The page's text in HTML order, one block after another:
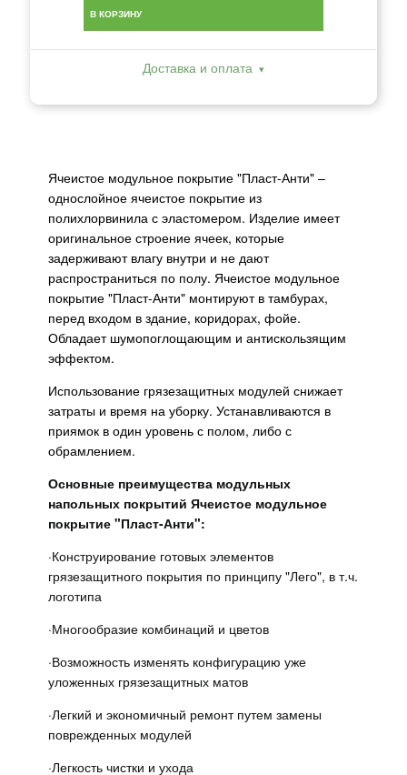
В КОРЗИНУ
Доставка и оплата
Ячеистое модульное покрытие "Пласт-Анти" –
однослойное ячеистое покрытие из
полихлорвинила с эластомером. Изделие имеет
оригинальное строение ячеек, которые
задерживают влагу внутри и не дают
распространиться по полу. Ячеистое модульное
покрытие "Пласт-Анти" монтируют в тамбурах,
перед входом в здание, коридорах, фойе.
Обладает шумопоглощающим и антискользящим
эффектом.
Использование грязезащитных модулей снижает
затраты и время на уборку. Устанавливаются в
приямок в один уровень с полом, либо с
обрамлением.
Основные преимущества модульных
напольных покрытий Ячеистое модульное
покрытие "Пласт-Анти":
·Конструирование готовых элементов
грязезащитного покрытия по принципу "Лего", в т.ч.
логотипа
·Многообразие комбинаций и цветов
·Возможность изменять конфигурацию уже
уложенных грязезащитных матов
·Легкий и экономичный ремонт путем замены
поврежденных модулей
·Легкость чистки и ухода